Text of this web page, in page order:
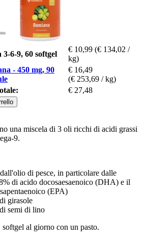
6-9, 60 softgel
€ 10,99 (€ 134,02 /
kg)
- 450 mg, 90
€ 16,49
(€ 253,69 / kg)
€ 27,48
una miscela di 3 oli ricchi di acidi grassi
9.
di pesce, in particolare dalle
di acido docosaesaenoico (DHA) e il
(EPA)
girasole
semi di lino
softgel al giorno con un pasto.